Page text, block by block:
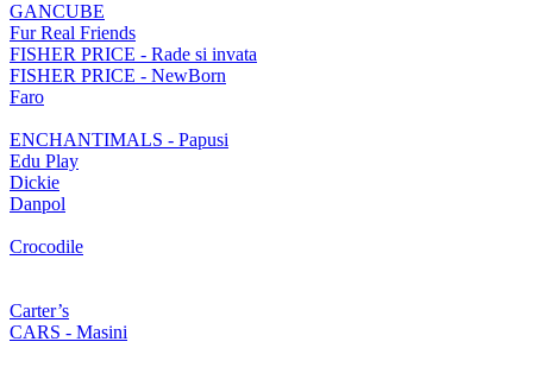
GANCUBE
Fur Real Friends
FISHER PRICE - Rade si invata
FISHER PRICE - NewBorn
Faro
ENCHANTIMALS - Papusi
Edu Play
Dickie
Danpol
Crocodile
Carter’s
CARS - Masini